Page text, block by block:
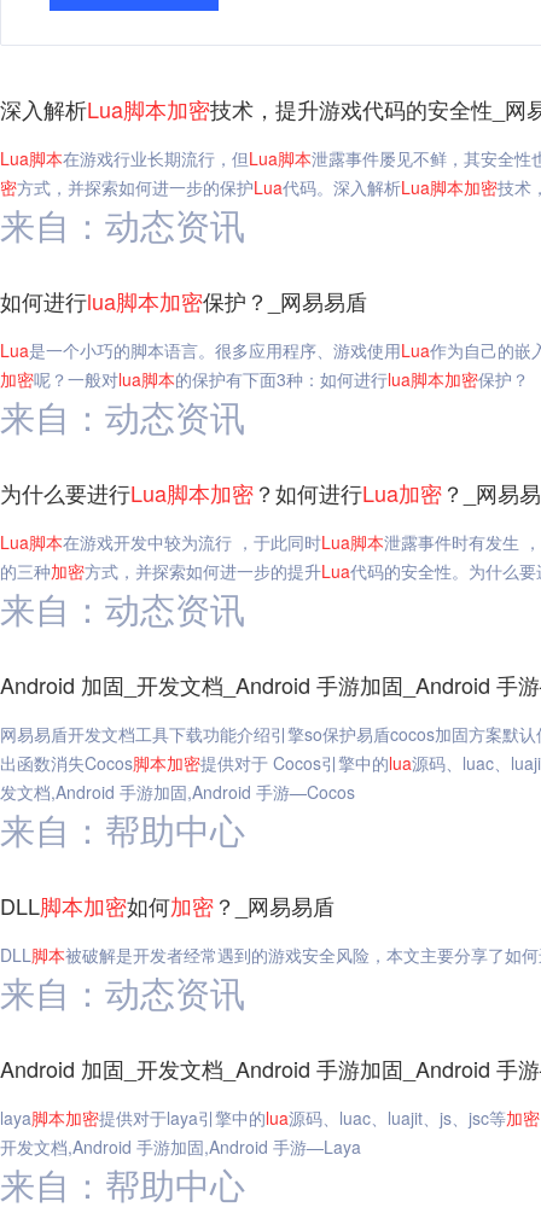
深入解析Lua脚本加密技术，提升游戏代码的安全性_网
Lua脚本在游戏行业长期流行，但Lua脚本泄露事件屡见不鲜，其安全性
密方式，并探索如何进一步的保护Lua代码。深入解析Lua脚本加密技术
来自：动态资讯
如何进行lua脚本加密保护？_网易易盾
Lua是一个小巧的脚本语言。很多应用程序、游戏使用Lua作为自己的嵌
加密呢？一般对lua脚本的保护有下面3种：如何进行lua脚本加密保护？
来自：动态资讯
为什么要进行Lua脚本加密？如何进行Lua加密？_网易
Lua脚本在游戏开发中较为流行 ，于此同时Lua脚本泄露事件时有发生
的三种加密方式，并探索如何进一步的提升Lua代码的安全性。为什么要
来自：动态资讯
Android 加固_开发文档_Android 手游加固_Android 手
网易易盾开发文档工具下载功能介绍引擎so保护易盾cocos加固方案默
出函数消失Cocos脚本加密提供对于 Cocos引擎中的lua源码、luac、
发文档,Android 手游加固,Android 手游—Cocos
来自：帮助中心
DLL脚本加密如何加密？_网易易盾
DLL脚本被破解是开发者经常遇到的游戏安全风险，本文主要分享了如
来自：动态资讯
Android 加固_开发文档_Android 手游加固_Android 手
laya脚本加密提供对于laya引擎中的lua源码、luac、luajit、js、jsc等加密
开发文档,Android 手游加固,Android 手游—Laya
来自：帮助中心